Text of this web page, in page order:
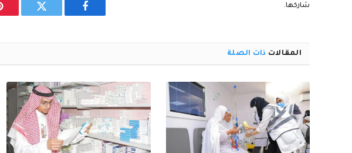
شاركها.
فيسبوك تويتر
المقالات ذات الصلة